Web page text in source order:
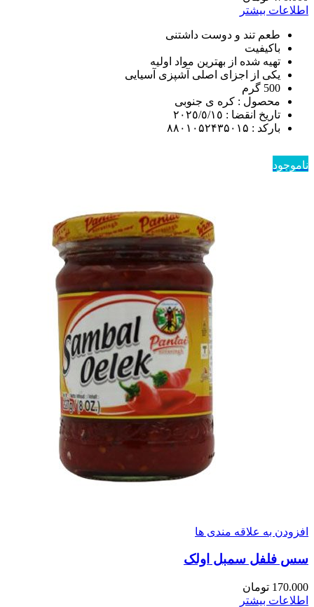
اطلاعات بیشتر
طعم تند و دوست داشتنی
باکیفیت
تهیه شده از بهترین مواد اولیه
یکی از اجزای اصلی آشپزی آسیایی
500 گرم
محصول : کره ی جنوبی
تاريخ انقضا : ٢٠٢٥/٥/١٥
باركد : ۸۸۰۱۰۵۲۴۳۵۰۱۵
ناموجود
افزودن به علاقه مندی ها
سس فلفل سمبل اولک
170.000 تومان
اطلاعات بیشتر